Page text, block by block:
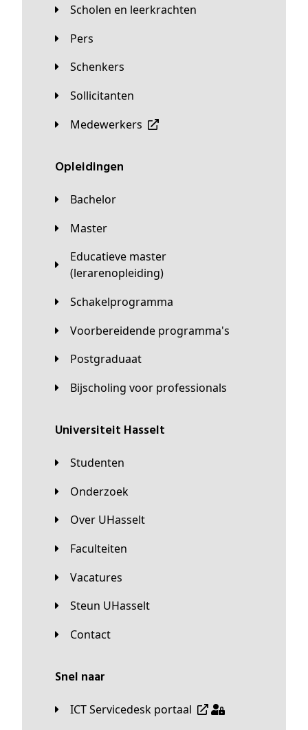
Scholen en leerkrachten
Pers
Schenkers
Sollicitanten
Medewerkers
Opleidingen
Bachelor
Master
Educatieve master
(lerarenopleiding)
Schakelprogramma
Voorbereidende programma's
Postgraduaat
Bijscholing voor professionals
universiteit Hasselt
Studenten
Onderzoek
Over UHasselt
Faculteiten
Vacatures
Steun UHasselt
Contact
Snel naar
ICT Servicedesk portaal